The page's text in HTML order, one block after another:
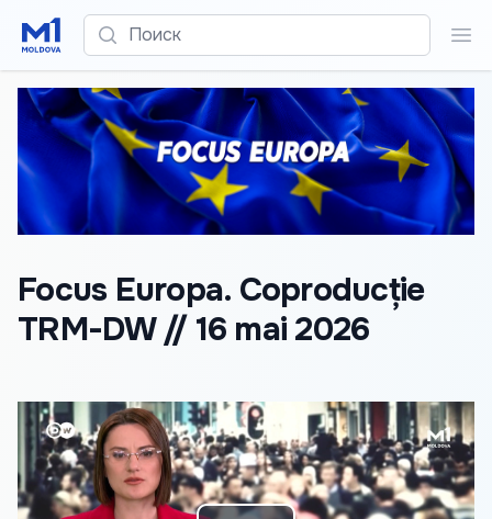
Поиск
Focus Europa. Coproducție
TRM-DW // 16 mai 2026